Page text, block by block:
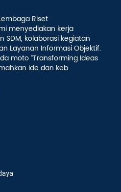
Riset
menyediakan kerja
SDM, kolaborasi kegiatan
Layanan Informasi Objektif.
moto “Transforming Ideas
ide dan keb